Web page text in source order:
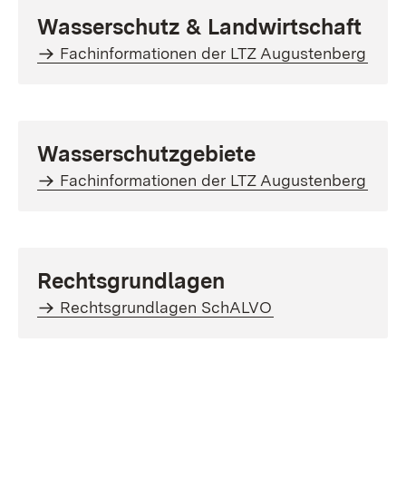
Wasserschutz & Landwirtschaft
Fachinformationen der LTZ Augustenberg
Wasserschutzgebiete
Fachinformationen der LTZ Augustenberg
Rechtsgrundlagen
Rechtsgrundlagen SchALVO